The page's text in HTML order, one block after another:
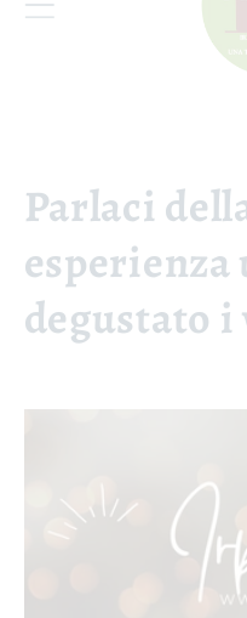
Parlaci
esperienza
degustato